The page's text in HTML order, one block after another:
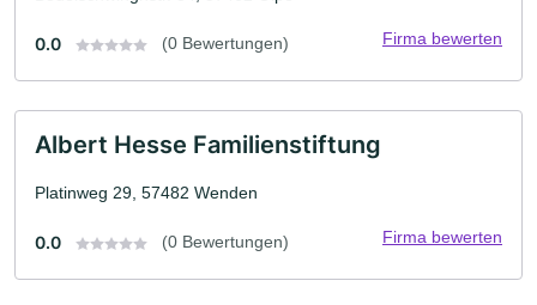
0.0 (0 Bewertungen) Firma bewerten
Albert Hesse Familienstiftung
Platinweg 29, 57482 Wenden
0.0 (0 Bewertungen) Firma bewerten